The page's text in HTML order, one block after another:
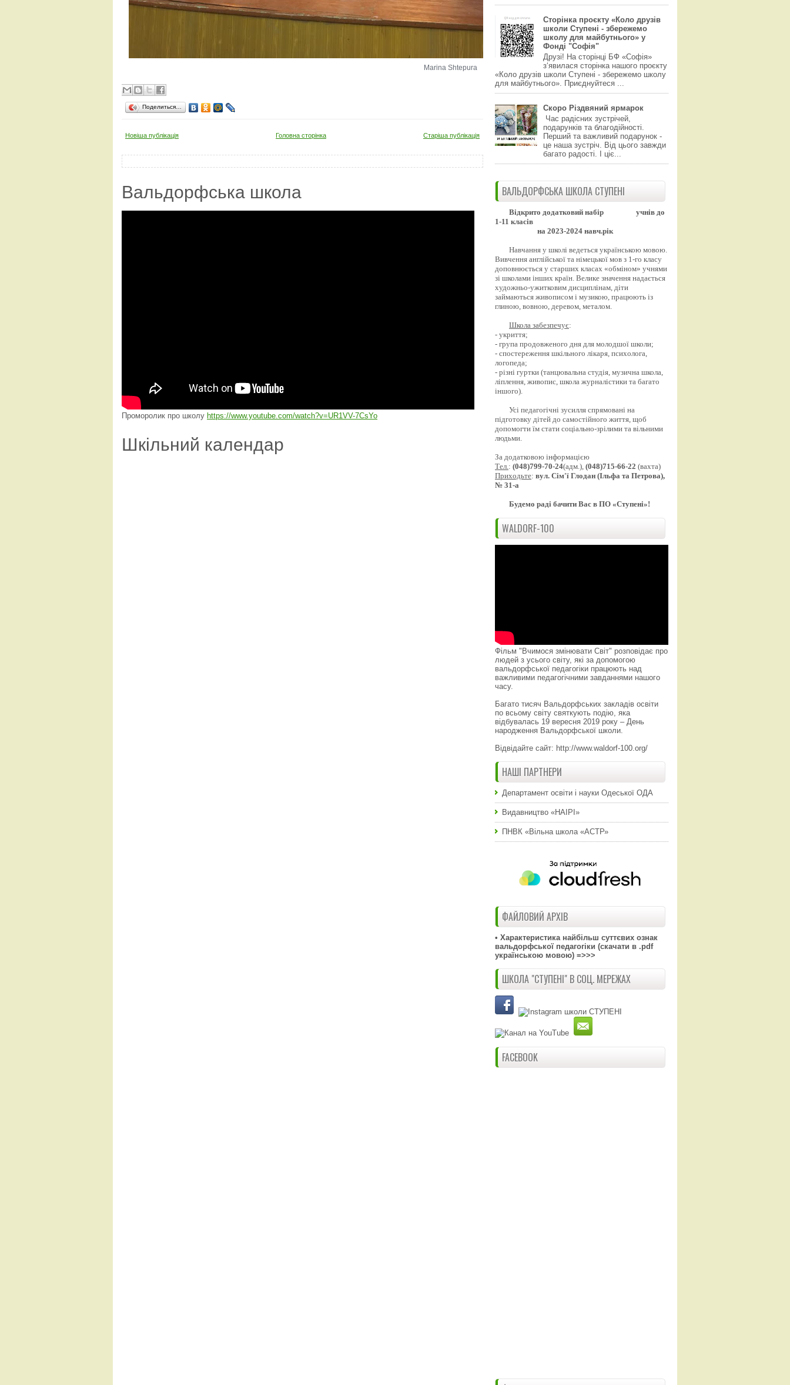
Marina Shtepura
Поделиться…
Новіша публікація Старіша публікація
Головна сторінка
Вальдорфська школа
Проморолик про школу https://www.youtube.com/watch?v=UR1VV-7CsYo
Шкільний календар
Сторінка проєкту «Коло друзів
школи Ступені - збережемо
школу для майбутнього» у
Фонді "Софія"
Друзі! На сторінці БФ «Софія»
з‘явилася сторінка нашого проєкту
«Коло друзів школи Ступені - збережемо школу
для майбутнього». Приєднуйтеся ...
Скоро Різдвяний ярмарок
Час радісних зустрічей,
подарунків та благодійності.
Перший та важливий подарунок -
це наша зустріч. Від цього завжди
багато радості. І ціє...
ВАЛЬДОРФСЬКА ШКОЛА СТУПЕНІ
Відкрито додатковий набір
учнів до
1-11 класів
на 2023-2024 навч.рік
Навчання у школі ведеться українською мовою.
Вивчення англійської та німецької мов з 1-го класу
доповнюється у старших класах «обміном» учнями
зі школами інших країн. Велике значення надається
художньо-ужитковим дисциплінам, діти
займаються живописом і музикою, працюють із
глиною, вовною, деревом, металом.
Школа забезпечує:
- укриття;
- група продовженого дня для молодшої школи;
- спостереження шкільного лікаря, психолога,
логопеда;
- різні гуртки (танцювальна студія, музична школа,
ліплення, живопис, школа журналістики та багато
іншого).
Усі педагогічні зусилля спрямовані на
підготовку дітей до самостійного життя, щоб
допомогти їм стати соціально-зрілими та вільними
людьми.
За додатковою інформацією
Тел. : (048)799-70-24(адм.), (048)715-66-22 (вахта)
Приходьте: вул. Сім'ї Глодан (Ільфа та Петрова),
№ 31-а
Будемо раді бачити Вас в ПО «Ступені»!
WALDORF-100
Фільм "Вчимося змінювати Світ" розповідає про
людей з усього світу, які за допомогою
вальдорфської педагогіки працюють над
важливими педагогічними завданнями нашого
часу.
Багато тисяч Вальдорфських закладів освіти
по всьому світу святкують подію, яка
відбувалась 19 вересня 2019 року – День
народження Вальдорфської школи.
Відвідайте сайт: http://www.waldorf-100.org/
НАШІ ПАРТНЕРИ
Департамент освіти і науки Одеської ОДА
Видавництво «НАІРІ»
ПНВК «Вільна школа «АСТР»
ФАЙЛОВИЙ АРХІВ
• Характеристика найбільш суттєвих ознак
вальдорфської педагогіки (скачати в .pdf
українською мовою) =>>>
ШКОЛА "СТУПЕНІ" В СОЦ. МЕРЕЖАХ
FACEBOOK